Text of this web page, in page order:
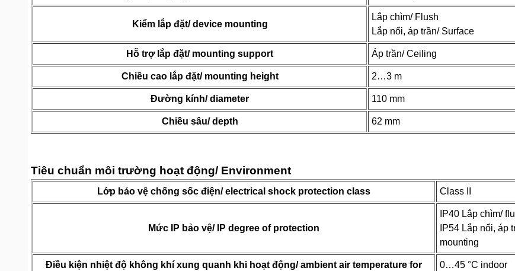
Kiểm lắp đặt/ device mounting
Lắp chìm/ Flush
Lắp nổi, áp trần/ Surface
Hỗ trợ lắp đặt/ mounting support Áp trần/ Ceiling
Chiều cao lắp đặt/ mounting height 2…3 m
Đường kính/ diameter 110 mm
Chiều sâu/ depth 62 mm
Tiêu chuẩn môi trường hoạt động/ Environment
Lớp bảo vệ chống sốc điện/ electrical shock protection class Class II
Mức IP bảo vệ/ IP degree of protection
IP40 Lắp chìm/
IP54 Lắp nổi, áp
mounting
Điều kiện nhiệt độ không khí xung quanh khi hoạt động/ ambient air temperature for
0…45 °C indoor